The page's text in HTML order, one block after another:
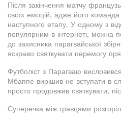
Після закінчення матчу
своїх емоцій, адже його команда
наступного етапу. У одному з
популярним в інтернеті, можна
до захисника парагвайської
яскраво святкувати перемогу
Футболіст з Парагваю
Мбаппе вирішив не вступати в
просто продовжив святкувати,
Суперечка між гравцями